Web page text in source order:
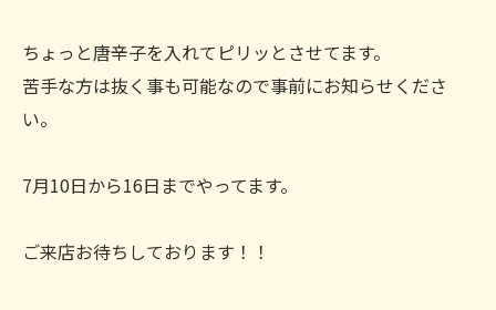
ちょっと唐辛子を入れてピリッとさせてます。
苦手な方は抜く事も可能なので事前にお知らせくださ
い。
7月10日から16日までやってます。
ご来店お待ちしております！！